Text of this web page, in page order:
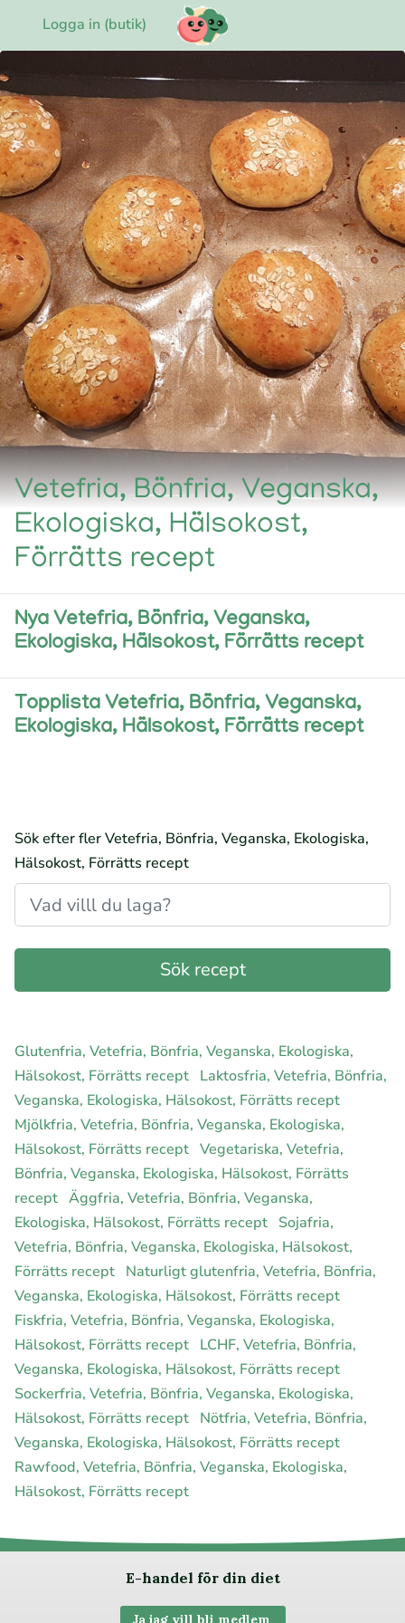
Logga in (butik)
Vetefria, Bönfria, Veganska,
Ekologiska, Hälsokost,
Förrätts recept
Nya Vetefria, Bönfria, Veganska,
Ekologiska, Hälsokost, Förrätts recept
Topplista Vetefria, Bönfria, Veganska,
Ekologiska, Hälsokost, Förrätts recept
Sök efter fler Vetefria, Bönfria, Veganska, Ekologiska,
Hälsokost, Förrätts recept
Glutenfria, Vetefria, Bönfria, Veganska, Ekologiska,
Hälsokost, Förrätts recept Laktosfria, Vetefria, Bönfria,
Veganska, Ekologiska, Hälsokost, Förrätts recept
Mjölkfria, Vetefria, Bönfria, Veganska, Ekologiska,
Hälsokost, Förrätts recept Vegetariska, Vetefria,
Bönfria, Veganska, Ekologiska, Hälsokost, Förrätts
recept Äggfria, Vetefria, Bönfria, Veganska,
Ekologiska, Hälsokost, Förrätts recept Sojafria,
Vetefria, Bönfria, Veganska, Ekologiska, Hälsokost,
Förrätts recept Naturligt glutenfria, Vetefria, Bönfria,
Veganska, Ekologiska, Hälsokost, Förrätts recept
Fiskfria, Vetefria, Bönfria, Veganska, Ekologiska,
Hälsokost, Förrätts recept LCHF, Vetefria, Bönfria,
Veganska, Ekologiska, Hälsokost, Förrätts recept
Sockerfria, Vetefria, Bönfria, Veganska, Ekologiska,
Hälsokost, Förrätts recept Nötfria, Vetefria, Bönfria,
Veganska, Ekologiska, Hälsokost, Förrätts recept
Rawfood, Vetefria, Bönfria, Veganska, Ekologiska,
Hälsokost, Förrätts recept
E-handel för din diet
Ja jag vill bli medlem